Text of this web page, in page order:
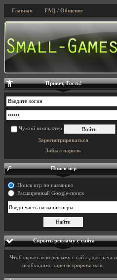
Главная FAQ / Общение
Привет, Гость!
Чужой компьютер
Зарегистрироваться
Забыл пароль
Поиск игр
Поиск игр по названию
Расширенный Google-поиск
Скрыть рекламу с сайта
Чтоб скрыть всю рекламу с сайта, для начала
необходимо зарегистрироваться